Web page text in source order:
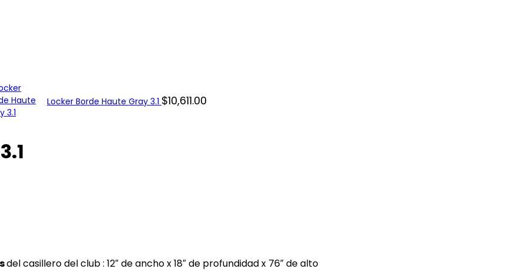
Locker Borde Haute Gray 3.1 $10,611.00
del casillero del club : 12″ de ancho x 18″ de profundidad x 76″ de alto